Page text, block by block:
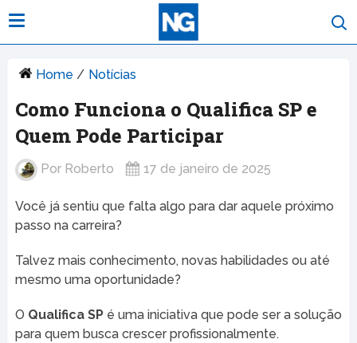
Home / Notícias
Como Funciona o Qualifica SP e
Quem Pode Participar
Por Roberto 17 de janeiro de 2025
Você já sentiu que falta algo para dar aquele próximo
passo na carreira?
Talvez mais conhecimento, novas habilidades ou até
mesmo uma oportunidade?
O Qualifica SPé uma iniciativa que pode ser a solução
para quem busca crescer profissionalmente.